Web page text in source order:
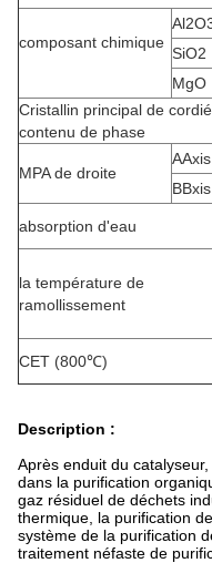
composant chimique
SiO2
MgO
Cristallin principal de
contenu de phase
MPA de droite
AAxis
BBxis
absorption d'eau
la température de
ramollissement
CET (800℃)
Description :
Après enduit du
dans la purification
gaz résiduel de déchets
thermique, la purification
système de la purification
traitement néfaste de